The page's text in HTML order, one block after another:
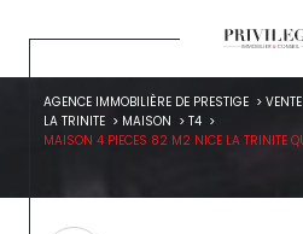
AGENCE IMMOBILIÈRE DE PRESTIGE VENTE
LA TRINITE
MAISON
T4
MAISON 4 PIECES 82 M2 NICE LA TRINITE